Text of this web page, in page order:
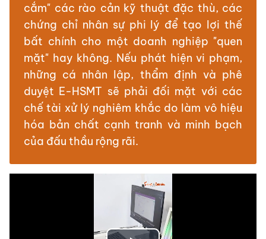
cắm" các rào cản kỹ thuật đặc thù, các
chứng chỉ nhân sự phi lý để tạo lợi thế
bất chính cho một doanh nghiệp "quen
mặt" hay không. Nếu phát hiện vi phạm,
những cá nhân lập, thẩm định và phê
duyệt E-HSMT sẽ phải đối mặt với các
chế tài xử lý nghiêm khắc do làm vô hiệu
hóa bản chất cạnh tranh và minh bạch
của đấu thầu rộng rãi.